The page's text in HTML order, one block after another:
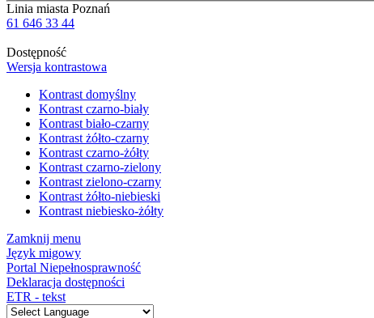
Linia miasta Poznań
61 646 33 44
Dostępność
Wersja kontrastowa
Kontrast domyślny
Kontrast czarno-biały
Kontrast biało-czarny
Kontrast żółto-czarny
Kontrast czarno-żółty
Kontrast czarno-zielony
Kontrast zielono-czarny
Kontrast żółto-niebieski
Kontrast niebiesko-żółty
Zamknij menu
Język migowy
Portal Niepełnosprawność
Deklaracja dostępności
ETR - tekst